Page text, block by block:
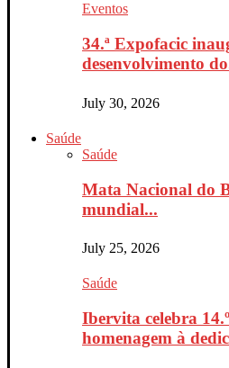
Eventos
34.ª Expofacic
desenvolvimento
July 30, 2026
Saúde
Saúde
Mata Nacional do
mundial...
July 25, 2026
Saúde
Ibervita celebra
homenagem à